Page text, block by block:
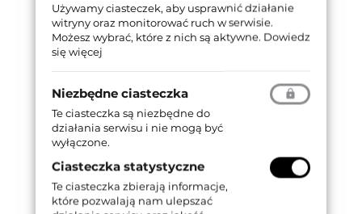
Używamy ciasteczek, aby usprawnić działanie
witryny oraz monitorować ruch w serwisie.
Możesz wybrać, które z nich są aktywne. Dowiedz
się więcej
Niezbędne ciasteczka
Te ciasteczka są niezbędne do
działania serwisu i nie mogą być
wyłączone.
Ciasteczka statystyczne
Te ciasteczka zbierają informacje,
które pozwalają nam ulepszać